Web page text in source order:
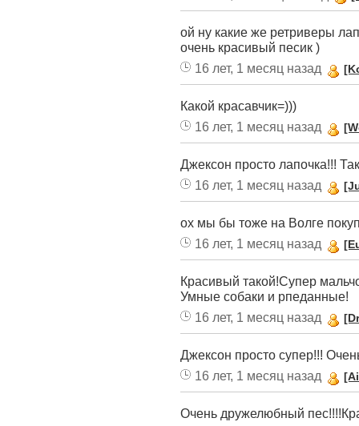
ой ну какие же ретриверы
очень красивый песик )
16 лет, 1 месяц назад
Какой красавчик=)))
16 лет, 1 месяц назад
Джексон просто лапочка!!!
16 лет, 1 месяц назад
ох мы бы тоже на Волге
16 лет, 1 месяц назад
Красивый такой!Супер
Умные собаки и рпеданные!
16 лет, 1 месяц назад
Джексон просто супер!!!
16 лет, 1 месяц назад
Очень дружелюбный